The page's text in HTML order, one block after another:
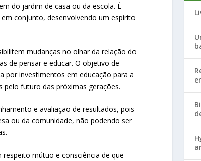
do jardim de casa ou da escola. É
conjunto, desenvolvendo um espírito
mudanças no olhar da relação do
de pensar e educar. O objetivo de
por investimentos em educação para a
pelo futuro das próximas gerações.
e avaliação de resultados, pois
ou da comunidade, não podendo ser
mútuo e consciência de que